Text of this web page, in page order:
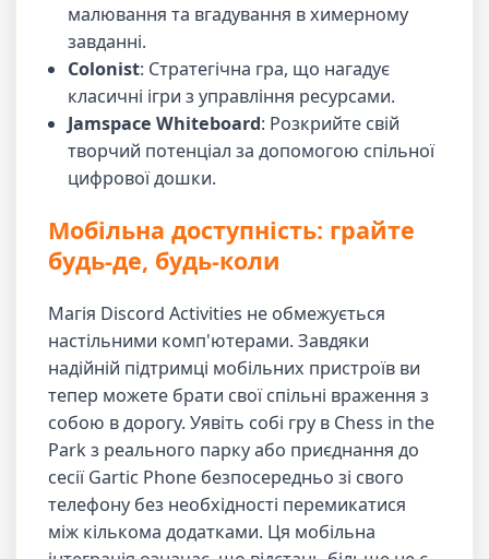
малювання та вгадування в химерному
завданні.
Colonist: Стратегічна гра, що нагадує
класичні ігри з управління ресурсами.
Jamspace Whiteboard: Розкрийте свій
творчий потенціал за допомогою спільної
цифрової дошки.
Мобільна доступність: грайте
будь-де, будь-коли
Магія Discord Activities не обмежується
настільними комп'ютерами. Завдяки
надійній підтримці мобільних пристроїв ви
тепер можете брати свої спільні враження з
собою в дорогу. Уявіть собі гру в Chess in the
Park з реального парку або приєднання до
сесії Gartic Phone безпосередньо зі свого
телефону без необхідності перемикатися
між кількома додатками. Ця мобільна